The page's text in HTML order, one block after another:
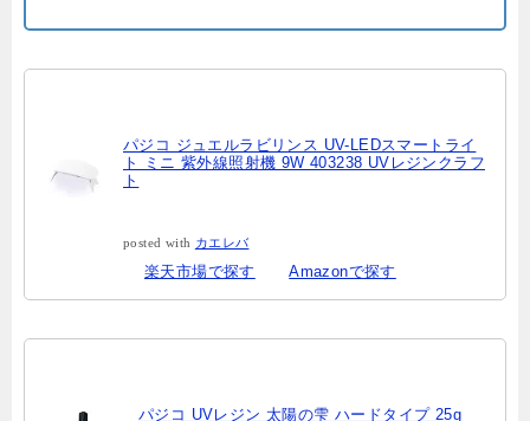
パジコ ジュエルラビリンス UV-LEDスマートライ
ト ミニ 紫外線照射機 9W 403238 UVレジンクラフ
ト
posted with カエレバ
楽天市場で探す Amazonで探す
パジコ UVレジン 太陽の雫 ハードタイプ 25g